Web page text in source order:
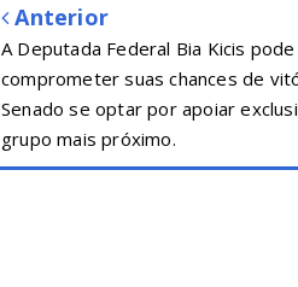
Anterior
A Deputada Federal Bia Kicis pode
comprometer suas chances de
Senado se optar por apoiar
grupo mais próximo.